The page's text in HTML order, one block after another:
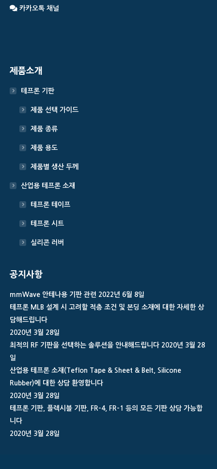
스
카카오톡 채널
제품소개
테프론 기판
제품 선택 가이드
제품 종류
제품 용도
제품별 생산 두께
산업용 테프론 소재
테프론 테이프
테프론 시트
실리콘 러버
공지사항
mmWave 안테나용 기판 관련 2022년 6월 8일
테프론 MLB 설계 시 고려할 적층 조건 및 본딩 소재에 대한 자세한 상
담해드립니다
2020년 3월 28일
최적의 RF 기판을 선택하는 솔루션을 안내해드립니다 2020년 3월 28
일
산업용 테프론 소재(Teflon Tape & Sheet & Belt, Silicone
Rubber)에 대한 상담 환영합니다
2020년 3월 28일
테프론 기판, 플렉시블 기판, FR-4, FR-1 등의 모든 기판 상담 가능합
니다
2020년 3월 28일